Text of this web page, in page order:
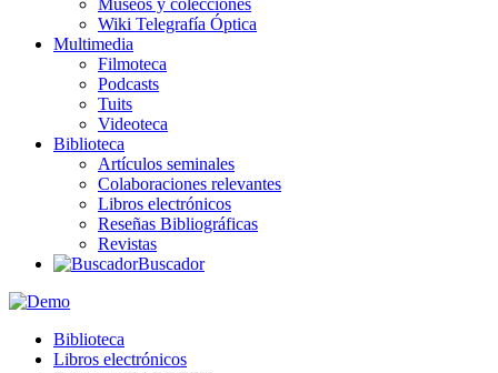
Museos y colecciones
Wiki Telegrafía Óptica
Multimedia
Filmoteca
Podcasts
Tuits
Videoteca
Biblioteca
Artículos seminales
Colaboraciones relevantes
Libros electrónicos
Reseñas Bibliográficas
Revistas
Buscador
Biblioteca
Libros electrónicos